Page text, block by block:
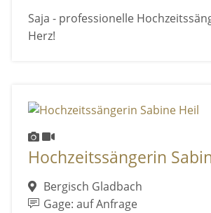
Saja - professionelle
Herz!
Hochzeitssängerin
Bergisch Gladbach
Gage: auf Anfrage